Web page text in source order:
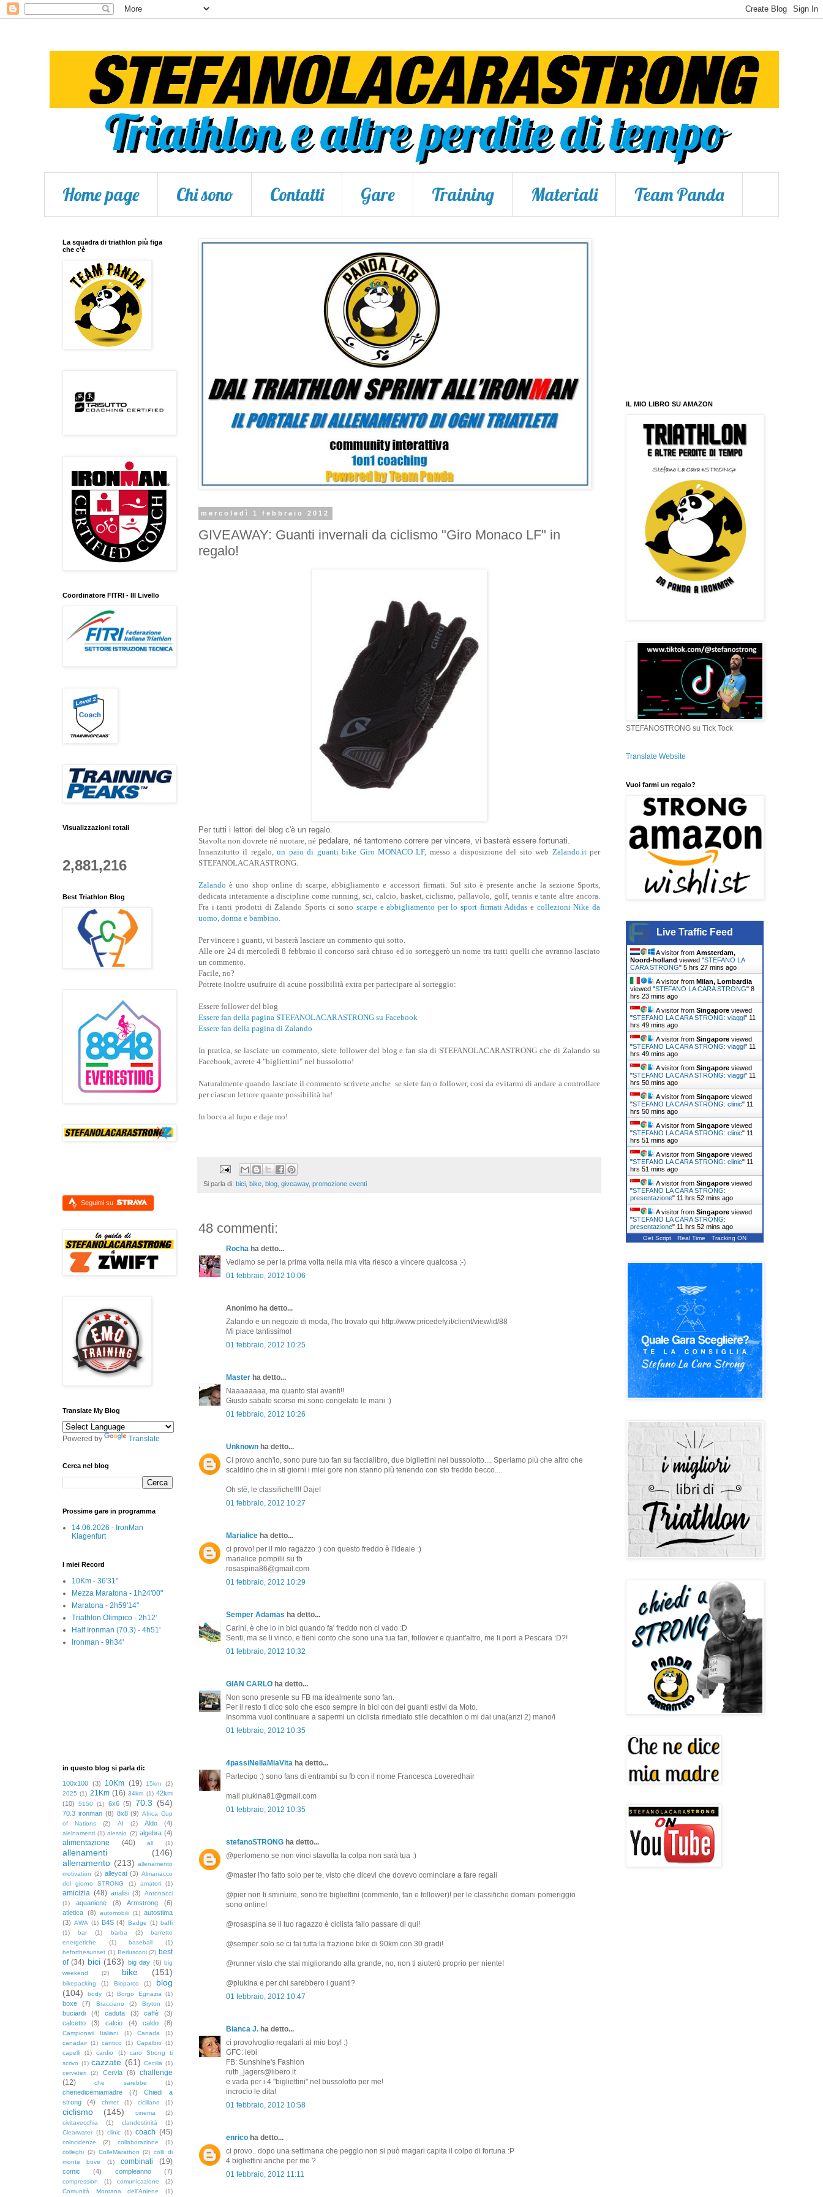
Home page Chi sono Contatti Gare Training Materiali Team Panda
mercoledì 1 febbraio 2012
GIVEAWAY: Guanti invernali da ciclismo "Giro Monaco LF" in
regalo!
Per tutti i lettori del blog c'è un regalo.
Stavolta non dovrete né nuotare, né pedalare, né tantomeno correre per vincere, vi basterà essere fortunati.
Innanzitutto il regalo,un paio di guanti bike Giro MONACO LF, messo a disposizione del sito web Zalando.itper
STEFANOLACARASTRONG.
Zalando è uno shop online di scarpe, abbigliamento e accessori firmati. Sul sito è presente anche la sezione Sports,
dedicata interamente a discipline come running, sci, calcio, basket, ciclismo, pallavolo, golf, tennis e tante altre ancora.
Fra i tanti prodotti di Zalando Sports ci sono scarpe e abbigliamento per lo sport firmati Adidas e collezioni Nike da
uomo, donna e bambino.
Per vincere i guanti, vi basterà lasciare un commento qui sotto.
Alle ore 24 di mercoledì 8 febbraio il concorso sarà chiuso ed io sorteggerò un nome tra tutti quelli che avranno lasciato
un commento.
Facile, no?
Potrete inoltre usufruire di acune possibilità extra per partecipare al sorteggio:
Essere follower del blog
Essere fan della pagina STEFANOLACARASTRONG su Facebook
Essere fan della pagina di Zalando
In pratica, se lasciate un commento, siete follower del blog e fan sia di STEFANOLACARASTRONG che di Zalando su
Facebook, avrete 4 "bigliettini" nel bussolotto!
Naturalmente quando lasciate il commento scrivete anche se siete fan o follower, così da evitarmi di andare a controllare
per ciascun lettore quante possibilità ha!
In bocca al lupo e daje mo!
Si parla di: bici bike blog giveaway, promozione eventi
48 commenti:
Rocha ha detto...
Vediamo se per la prima volta nella mia vita riesco a vincere qualcosa ;-)
01 febbraio, 2012 10:06
Anonimo ha detto...
Zalando e un negozio di moda, l'ho trovato qui http://www.pricedefy.it/client/view/id/88
Mi piace tantissimo!
01 febbraio, 2012 10:25
Master ha detto...
Naaaaaaaa, ma quanto stai avanti!!
Giusto sabato scorso mi sono congelato le mani :)
01 febbraio, 2012 10:26
Unknown ha detto...
Ci provo anch'io, sono pure tuo fan su faccialibro, due bigliettini nel bussolotto.... Speriamo più che altro che
scaldino che in sti giorni i miei gore non stanno più tenendo con sto freddo becco....
Oh stè, le classifiche!!!! Daje!
01 febbraio, 2012 10:27
Marialice ha detto...
ci provo! per il mio ragazzo :) con questo freddo è l'ideale :)
marialice pompilii su fb
rosaspina86@gmail.com
01 febbraio, 2012 10:29
Semper Adamas ha detto...
Carini, è che io in bici quando fa' freddo non ci vado :D
Senti, ma se li vinco, e tieni conto che sono una tua fan, follower e quant'altro, me li porti a Pescara :D?!
01 febbraio, 2012 10:32
GIAN CARLO ha detto...
Non sono presente su FB ma idealmente sono fan.
Per il resto ti dico solo che esco sempre in bici con dei guanti estivi da Moto.
Insomma vuoi continuare a sapermi un ciclista rimediato stile decathlon o mi dai una(anzi 2) mano/i
01 febbraio, 2012 10:35
4passiNellaMiaVita ha detto...
Partecipo :) sono fans di entrambi su fb con il nome Francesca Loveredhair
mail piukina81@gmail.com
01 febbraio, 2012 10:35
stefanoSTRONG ha detto...
@perlomeno se non vinci stavolta la colpa non sarà tua :)
@master l'ho fatto solo per te, visto che dicevi che dovevo cominciare a fare regali
@pier non ti sminuire, sono tre bigliettini (commento, fan e follower)! per le classifiche domani pomeriggio
sono online!
@rosaspina se il tuo ragazzo è ciclista fallo passare di qui!
@semper solo se ci fai tutta la frazione bike di 90km con 30 gradi!
@runner visto che stai migliorando alla grande, no, non ti aiuterò proprio per niente!
@piukina e per chi sarebbero i guanti?
01 febbraio, 2012 10:47
Bianca J. ha detto...
ci provo!voglio regalarli al mio boy! :)
GFC: lebi
FB: Sunshine's Fashion
ruth_jagers@libero.it
e vada per i 4 "bigliettini" nel bussolotto per me!
incrocio le dita!
01 febbraio, 2012 10:58
enrico ha detto...
ci provo.. dopo una settimana che peggio non si può magari capita il colpo di fortuna :P
4 bigliettini anche per me ?
01 febbraio, 2012 11:11
La squadra di triathlon più figa
che c'è
Coordinatore FITRI - III Livello
Visualizzazioni totali
2,881,216
Best Triathlon Blog
Seguimi su
Translate My Blog
Powered by Translate
Cerca nel blog
Prossime gare in programma
14.06.2026 - IronMan
Klagenfurt
I miei Record
10Km - 36'31"
Mezza Maratona - 1h24'00"
Maratona - 2h59'14"
Triathlon Olimpico - 2h12'
Half Ironman (70.3) - 4h51'
Ironman - 9h34'
in questo blog si parla di:
100x100 (3) 10Km (19) 15km
(2)
2025 (1) 21Km (16) 34km (1) 42km
(10)
5150 (1) 6x6 (5) 70.3 (54)
70.3 ironman (8) 8x8 (9) Africa Cup
of Nations
(2) AI (2) Aldo (4)
alelnamenti (1) alessio (2) algebra (4)
alimentazione (40) all (1)
allenamenti
(146)
allenamento (213) allenamento
motivation (2) alleycat (3) Almanacco
del giorno STRONG
(1) amatori (1)
amicizia (48) analisi (3)
Antonacci
(1)
aquaniene (8) Armstrong
(6)
atletica (8) automobili (1) autostima
(3) AWA (1) B4S (4) Badge (1) baffi
(1)
bar (1) barba (2)
barrette
energetiche
(1) baseball
(1)
beforthesunset (1) Berlusconi (2) best
of (34) bici (163) big day (6) big
weekend
(2) bike (151)
bikepacking (1) Bioparco (1)
blog
(104)
body (1) Borgo Egnazia (1)
boxe (7) Bracciano (2) Bryton (1)
buciardi (4) caduta (3) caffè
(3)
calcetto
(3) calcio (4) caldo (8)
Campionati Italiani (1) Canada
(1)
canadair (1) cantico (1) Capalbio
(1)
capelli
(1) cardio (1)
caro Strong ti
scrivo (1) cazzate (61) Cecilia (1)
cerveteri
(2) Cervia (8)
challenge
(12)
che sarebbe (1)
chenedicemiamadre (7)
Chiedi a
strong
(4) chmet (1) ciciliano (1)
ciclismo (145) cinema
(2)
civitavecchia
(1) clandestinità
(1)
Clearwater (1) clinic (1) coach (45)
coincidenze (2) collaborazione
(1)
colleghi (2) ColleMarathon (2) colli di
monte bove
(1) combinati (19)
comic (4) compleanno (7)
compression (1) comunicazione
(2)
Comunità Montana dell'Aniene
(1)
IL MIO LIBRO SU AMAZON
STEFANOSTRONG su Tick Tock
Translate Website
Vuoi farmi un regalo?
Live Traffic Feed
A visitor from Amsterdam,
Noord-holland viewed "STEFANO LA
CARA STRONG" 5 hrs 27 mins ago
A visitor from Milan, Lombardia
viewed "STEFANO LA CARA STRONG" 8
hrs 24 mins ago
A visitor from Singapore viewed
"STEFANO LA CARA STRONG: viaggi" 11
hrs 49 mins ago
A visitor from Singapore viewed
"STEFANO LA CARA STRONG: viaggi" 11
hrs 49 mins ago
A visitor from Singapore viewed
"STEFANO LA CARA STRONG: viaggi" 11
hrs 50 mins ago
A visitor from Singapore viewed
"STEFANO LA CARA STRONG: clinic" 11
hrs 50 mins ago
A visitor from Singapore viewed
"STEFANO LA CARA STRONG: clinic" 11
hrs 51 mins ago
A visitor from Singapore viewed
"STEFANO LA CARA STRONG: clinic" 11
hrs 51 mins ago
A visitor from Singapore viewed
"STEFANO LA CARA STRONG:
presentazione" 11 hrs 52 mins ago
A visitor from Singapore viewed
"STEFANO LA CARA STRONG:
presentazione" 11 hrs 52 mins ago
Get Script Real Time Tracking ON